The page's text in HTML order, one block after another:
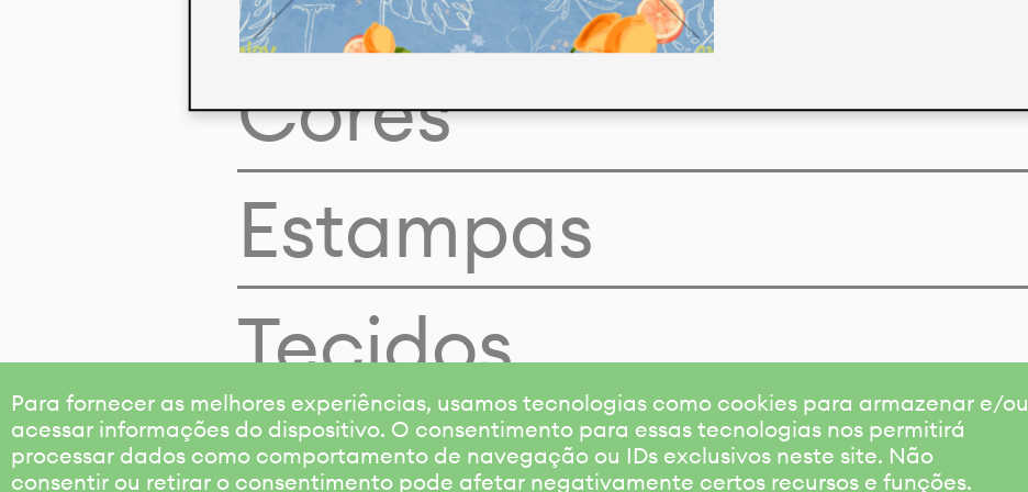
Para fornecer as melhores experiências, usamos tecnologias como cookies para armazenar e/ou
acessar informações do dispositivo. O consentimento para essas tecnologias nos permitirá
processar dados como comportamento de navegação ou IDs exclusivos neste site. Não
consentir ou retirar o consentimento pode afetar negativamente certos recursos e funções.
Cores
Estampas
Tecidos